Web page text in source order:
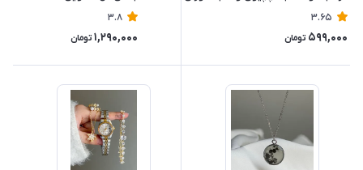
3.65
599,000 تومان
3.8
1,290,000 تومان